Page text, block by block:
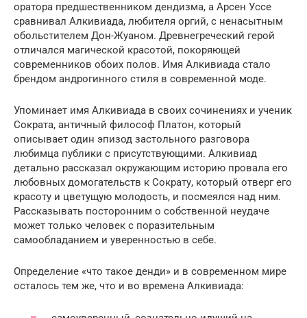
оратора предшественником дендизма, а Арсен Уссе
сравнивал Алкивиада, любителя оргий, с ненасытным
обольстителем Дон-Жуаном. Древнегреческий герой
отличался магической красотой, покоряющей
современников обоих полов. Имя Алкивиада стало
брендом андрогинного стиля в современной моде.
Упоминает имя Алкивиада в своих сочинениях и ученик
Сократа, античный философ Платон, который
описывает один эпизод застольного разговора
любимца публики с присутствующими. Алкивиад
детально рассказал окружающим историю провала его
любовных домогательств к Сократу, который отверг его
красоту и цветущую молодость, и посмеялся над ним.
Рассказывать посторонним о собственной неудаче
может только человек с поразительным
самообладанием и уверенностью в себе.
Определение «что такое денди» и в современном мире
осталось тем же, что и во времена Алкивиада: